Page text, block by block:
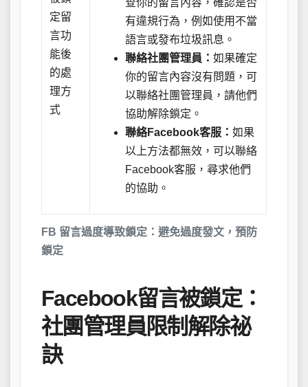
FB 留言過度導致鎖定：避免過度發文，預防
鎖定
定留
言功
能後
的處
理方
式
查你的留言內容，確認是否
有違規行為，例如使用不當
語言或發布垃圾訊息。
聯絡社團管理員：如果確定
你的留言內容沒有問題，可
以聯絡社團管理員，請他們
協助解除鎖定。
聯絡Facebook客服：如果
以上方法都無效，可以聯絡
Facebook客服，尋求他們
的協助。
Facebook留言被鎖定：
社團管理員限制解除祕
訣